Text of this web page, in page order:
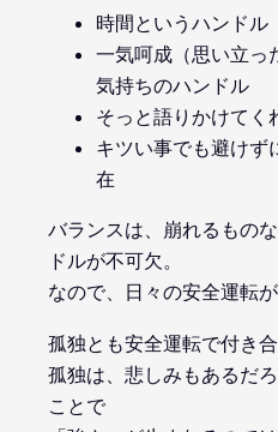
時間というハンドル
一気呵成（思い立っ
気持ちのハンドル
そっと語りかけてく
キツい事でも避けず
在
バランスは、崩れるもの
ドルが不可欠。
なので、日々の安全運転
孤独とも安全運転で付き合
孤独は、悲しみもあるだ
ことで